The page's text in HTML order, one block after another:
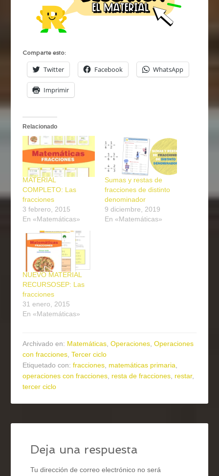
Comparte esto:
Twitter Facebook WhatsApp
Imprimir
Relacionado
MATERIAL
COMPLETO: Las
fracciones
3 febrero, 2015
En «Matemáticas»
Sumas y restas de
fracciones de distinto
denominador
9 diciembre, 2019
En «Matemáticas»
NUEVO MATERIAL
RECURSOSEP: Las
fracciones
31 enero, 2015
En «Matemáticas»
Archivado en: Matemáticas,Operaciones,Operaciones
con fracciones,Tercer ciclo
Etiquetado con:fracciones, matemáticas primaria,
operaciones con fracciones, resta de fracciones, restar,
tercer ciclo
Deja una respuesta
Tu dirección de correo electrónico no será